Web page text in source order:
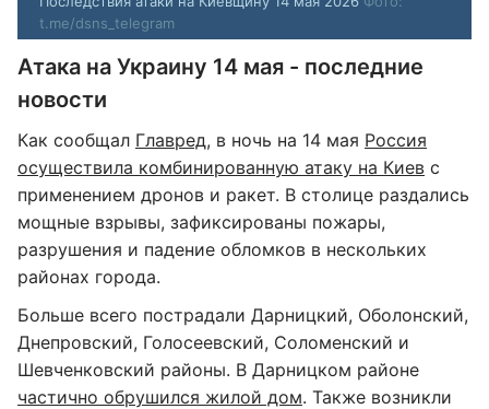
t.me/dsns_telegram
Атака на Украину 14 мая - последние
новости
Как сообщал Главред, в ночь на 14 мая Россия
осуществила комбинированную атаку на Киев с
применением дронов и ракет. В столице раздались
мощные взрывы, зафиксированы пожары,
разрушения и падение обломков в нескольких
районах города.
Больше всего пострадали Дарницкий, Оболонский,
Днепровский, Голосеевский, Соломенский и
Шевченковский районы. В Дарницком районе
частично обрушился жилой дом. Также возникли